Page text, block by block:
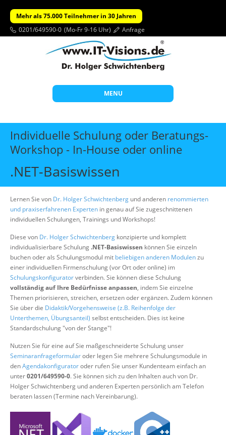
Mehr als 75.000 Teilnehmer in 30 Jahren
0201/649590-0 (Mo-Fr 9-16 Uhr) Anfrage
MENU
Start
Themen
Individuelle Schulungen
Offene Seminare
Wissen
Über uns
Suche
Individuelle Schulung oder Beratungs-
Workshop - In-House oder online
.NET-Basiswissen
Lernen Sie von Dr. Holger Schwichtenberg und anderen renommierten
und praxiserfahrenen Experten in genau auf Sie zugeschnittenen
individuellen Schulungen, Trainings und Workshops!
Diese von Dr. Holger Schwichtenberg konzipierte und komplett
individualisierbare Schulung.NET-Basiswissen können Sie einzeln
buchen oder als Schulungsmodul mit beliebigen anderen Modulenzu
einer individuellen Firmenschulung (vor Ort oder online) im
Schulungskonfiguratorverbinden. Sie können diese Schulung
vollständig auf Ihre Bedürfnisse anpassen, indem Sie einzelne
Themen priorisieren, streichen, ersetzen oder ergänzen. Zudem können
Sie über die Didaktik/Vorgehensweise (z.B. Reihenfolge der
Unterthemen, Übungsanteil) selbst entscheiden. Dies ist keine
Standardschulung "von der Stange"!
Nutzen Sie für eine auf Sie maßgeschneiderte Schulung unser
Seminaranfrageformularoder legen Sie mehrere Schulungsmodule in
denAgendakonfiguratoroder rufen Sie unser Kundenteam einfach an
unter0201/649590-0. Sie können sich zu den Inhalten auch von Dr.
Holger Schwichtenberg und anderen Experten persönlich am Telefon
beraten lassen (Termine nach Vereinbarung).